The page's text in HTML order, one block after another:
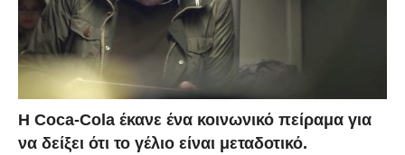
Η Coca-Cola έκανε ένα κοινωνικό πείραμα για
να δείξει ότι το γέλιο είναι μεταδοτικό.